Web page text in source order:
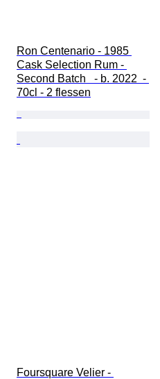
Ron Centenario - 1985
Cask Selection Rum -
Second Batch   - b. 2022  -
70cl - 2 flessen
Foursquare Velier -